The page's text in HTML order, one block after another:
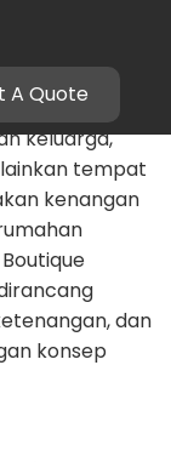
A Quote
Tempat
keluarga,
tempat
kenangan
dan
konsep